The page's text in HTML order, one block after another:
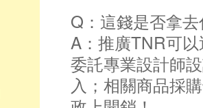
Q：這錢是否拿
A：推廣TNR可
委託專業設計師
入；相關商品採